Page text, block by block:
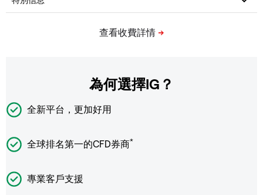
為何選擇IG？
全新平台，更加好用
全球排名第一的CFD券商*
專業客戶支援